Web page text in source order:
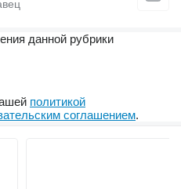
данной рубрики
политикой
соглашением.